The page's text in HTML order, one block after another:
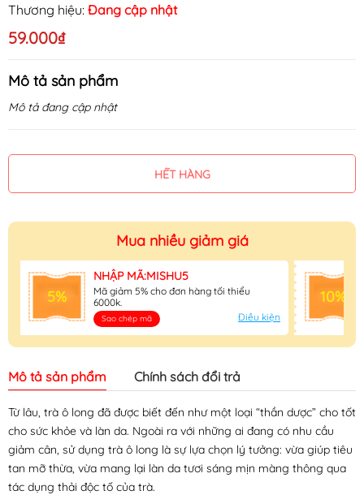
Thương hiệu: Đang cập nhật
59.000₫
Mô tả sản phẩm
Mô tả đang cập nhật
HẾT HÀNG
Mua nhiều giảm giá
5%
NHẬP MÃ:MISHU5
Mã giảm 5% cho đơn hàng tối thiểu
6000k.
Sao chép mã Điều kiện
10%
Mô tả sản phẩm Chính sách đổi trả
Từ lâu, trà ô long đã được biết đến như một loại “thần dược” cho tốt
cho sức khỏe và làn da. Ngoài ra với những ai đang có nhu cầu
giảm cân, sử dụng trà ô long là sự lựa chọn lý tưởng: vừa giúp tiêu
tan mỡ thừa, vừa mang lại làn da tươi sáng mịn màng thông qua
tác dụng thải độc tố của trà.